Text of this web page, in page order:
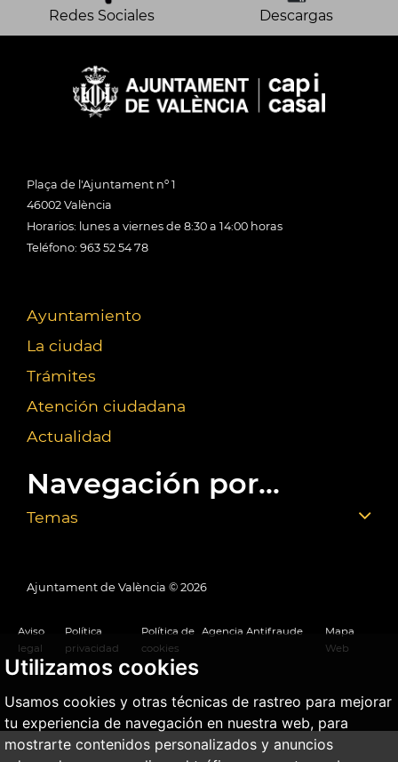
Utilizamos cookies
Usamos cookies y otras técnicas de rastreo para mejorar
tu experiencia de navegación en nuestra web, para
mostrarte contenidos personalizados y anuncios
Redes Sociales Descargas
Plaça de l'Ajuntament nº 1
46002 València
Horarios: lunes a viernes de 8:30 a 14:00 horas
Teléfono: 963 52 54 78
Ayuntamiento
La ciudad
Trámites
Atención ciudadana
Actualidad
Navegación por...
Temas
Ajuntament de València © 2026
Aviso
legal
Política
privacidad
Política de
cookies
Agencia Antifraude
Mapa
Web